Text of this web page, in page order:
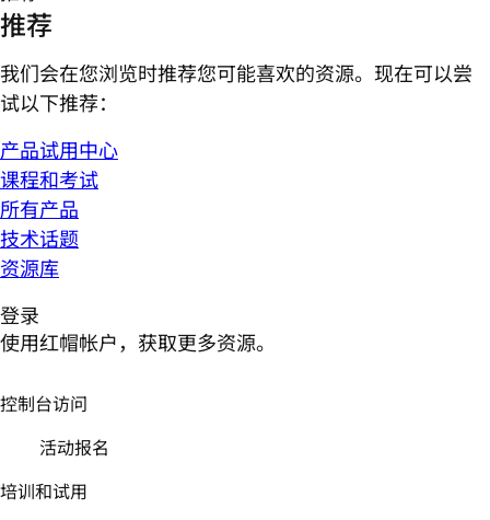
推荐
我们会在您浏览时推荐您可能喜欢的资源。现在可以尝
试以下推荐：
产品试用中心
课程和考试
所有产品
技术话题
资源库
登录
使用红帽帐户，获取更多资源。
控制台访问
活动报名
培训和试用